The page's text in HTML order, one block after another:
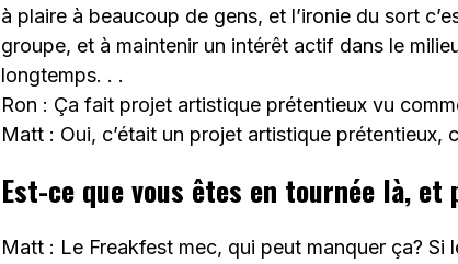
à plaire à beaucoup de gens, et l’ironie du sort
groupe, et à maintenir un intérêt actif dans le
longtemps. . .
Ron : Ça fait projet artistique prétentieux vu
Matt : Oui, c’était un projet artistique prétentieux,
Est-ce que vous êtes en tournée là, et
Matt : Le Freakfest mec, qui peut manquer ça? Si